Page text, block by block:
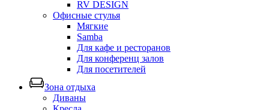
RV DESIGN
Офисные стулья
Мягкие
Samba
Для кафе и ресторанов
Для конференц залов
Для посетителей
Зона отдыха
Диваны